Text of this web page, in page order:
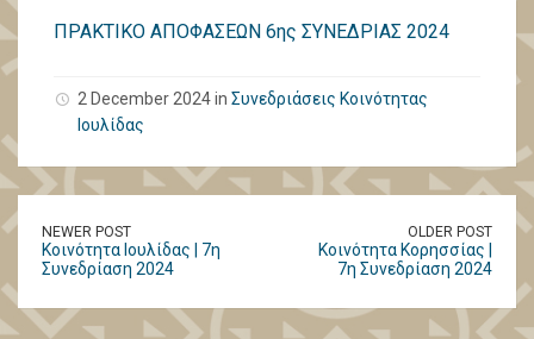
ΠΡΑΚΤΙΚΟ ΑΠΟΦΑΣΕΩΝ 6ης ΣΥΝΕΔΡΙΑΣ 2024
2 December 2024 in Συνεδριάσεις Κοινότητας
Ιουλίδας
NEWER POST
Κοινότητα Ιουλίδας | 7η
Συνεδρίαση 2024
OLDER POST
Κοινότητα Κορησσίας |
7η Συνεδρίαση 2024